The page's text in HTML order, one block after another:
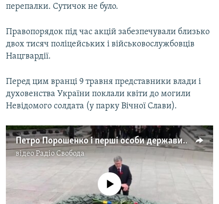
перепалки. Сутичок не було.
Правопорядок під час акцій забезпечували близько
двох тисяч поліцейських і військовослужбовців
Нацгвардії.
Перед цим вранці 9 травня представники влади і
духовенства України поклали квіти до могили
Невідомого солдата (у парку Вічної Слави).
Петро Порошенко і перші особи держави поклали квіти до Меморіалу Вічної cлави
відеоРадіо Свобода
No media source currently available